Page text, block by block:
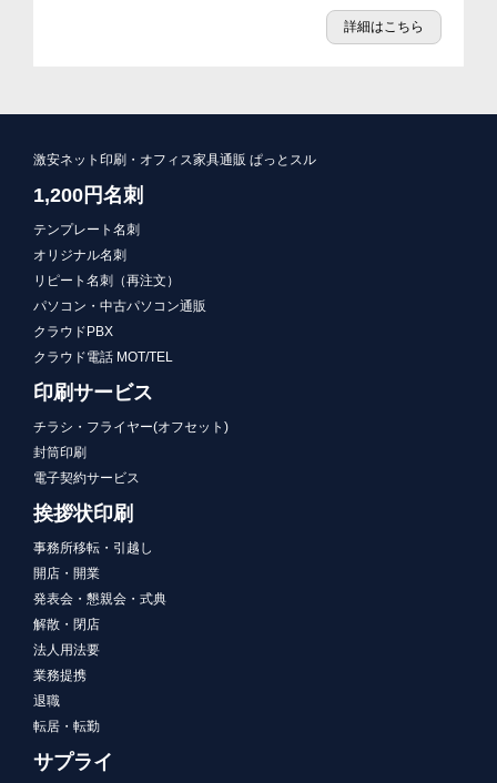
詳細はこちら
激安ネット印刷・オフィス家具通販 ぱっとスル
1,200円名刺
テンプレート名刺
オリジナル名刺
リピート名刺（再注文）
パソコン・中古パソコン通販
クラウドPBX
クラウド電話 MOT/TEL
印刷サービス
チラシ・フライヤー(オフセット)
封筒印刷
電子契約サービス
挨拶状印刷
事務所移転・引越し
開店・開業
発表会・懇親会・式典
解散・閉店
法人用法要
業務提携
退職
転居・転勤
サプライ